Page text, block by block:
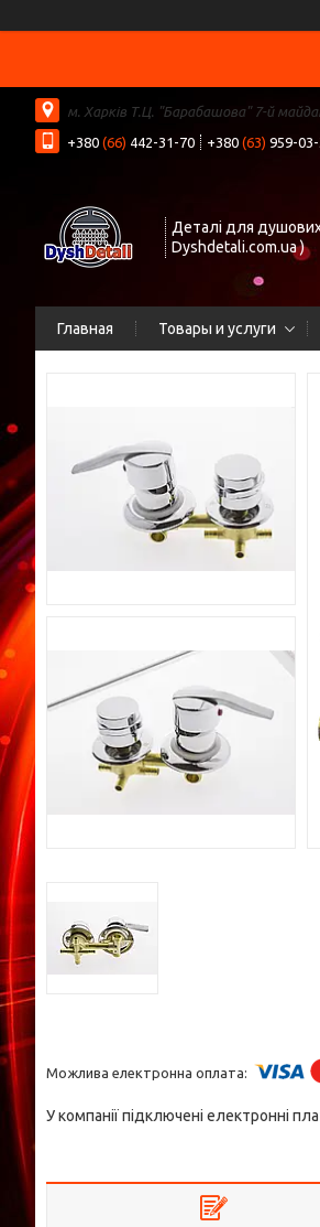
м. Харків Т.Ц. "Барабашова" 7-й
+380 (66) 442-31-70 +380 (63) 959-
Деталі для душових
Dyshdetali.com.ua )
Главная Товары и услуги
У компанії підключені електронні